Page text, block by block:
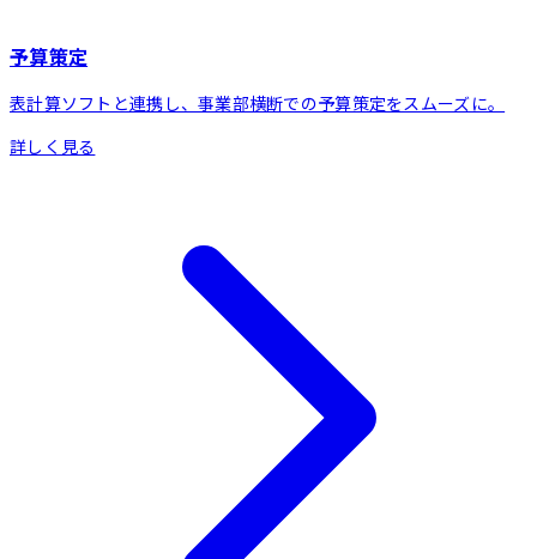
予算策定
表計算ソフトと連携し、事業部横断での予算策定をスムーズに。
詳しく見る